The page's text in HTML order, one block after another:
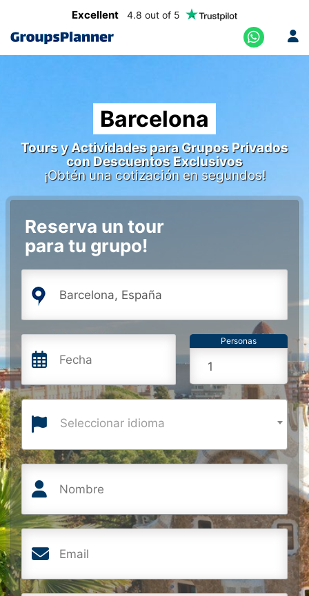
Excellent 4.8 out of 5
Barcelona
Tours y Actividades para Grupos Privados
con Descuentos Exclusivos
¡Obtén una cotización en segundos!
Reserva un tour
para tu grupo!
Personas
Seleccionar idioma